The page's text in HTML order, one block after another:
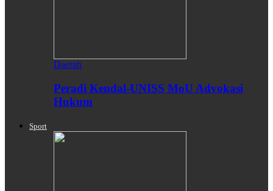
Daerah
Peradi Kendal-UNISS MoU Advokasi
Hukum
Sport